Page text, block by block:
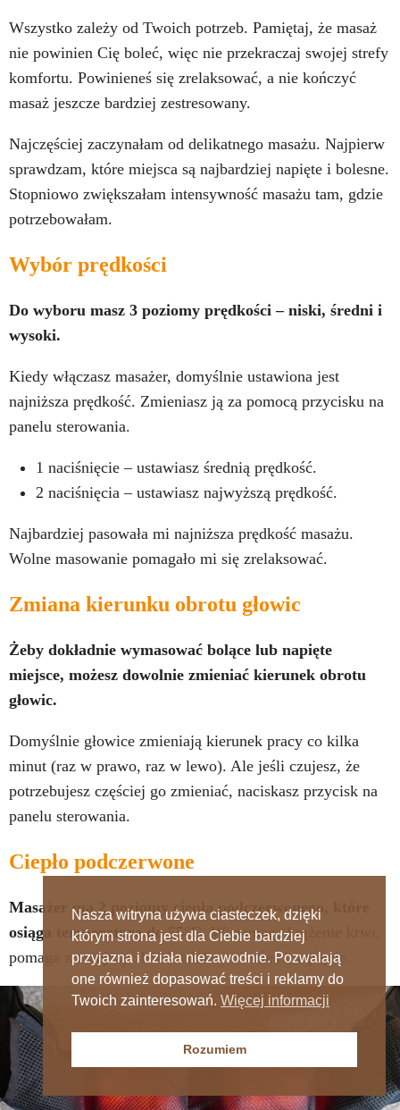
Wszystko zależy od Twoich potrzeb. Pamiętaj, że masaż
nie powinien Cię boleć, więc nie przekraczaj swojej strefy
komfortu. Powinieneś się zrelaksować, a nie kończyć
masaż jeszcze bardziej zestresowany.
Najczęściej zaczynałam od delikatnego masażu. Najpierw
sprawdzam, które miejsca są najbardziej napięte i bolesne.
Stopniowo zwiększałam intensywność masażu tam, gdzie
potrzebowałam.
Wybór prędkości
Do wyboru masz 3 poziomy prędkości – niski, średni i
wysoki.
Kiedy włączasz masażer, domyślnie ustawiona jest
najniższa prędkość. Zmieniasz ją za pomocą przycisku na
panelu sterowania.
1 naciśnięcie – ustawiasz średnią prędkość.
2 naciśnięcia – ustawiasz najwyższą prędkość.
Najbardziej pasowała mi najniższa prędkość masażu.
Wolne masowanie pomagało mi się zrelaksować.
Zmiana kierunku obrotu głowic
Żeby dokładnie wymasować bolące lub napięte
miejsce, możesz dowolnie zmieniać kierunek obrotu
głowic.
Domyślnie głowice zmieniają kierunek pracy co kilka
minut (raz w prawo, raz w lewo). Ale jeśli czujesz, że
potrzebujesz częściej go zmieniać, naciskasz przycisk na
panelu sterowania.
Ciepło podczerwone
Masażer ma 2 poziomy ciepła podczerwonego, które
osiąga temperaturę do 55°C. Wspomaga krążenie krwi,
pomaga zmniejszyć ból i redukować stres i napięcie.
Nasza witryna używa ciasteczek, dzięki
którym strona jest dla Ciebie bardziej
przyjazna i działa niezawodnie. Pozwalają
one również dopasować treści i reklamy do
Twoich zainteresowań. Więcej informacji
Rozumiem